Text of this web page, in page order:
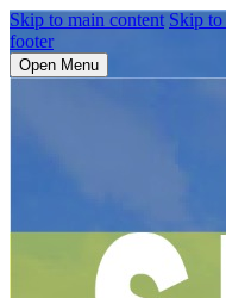
Skip to main content Skip
footer
Open Menu